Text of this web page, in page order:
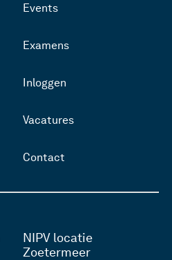
Events
Examens
Inloggen
Vacatures
Contact
NIPV locatie
Zoetermeer